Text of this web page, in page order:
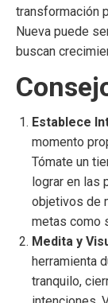
transformación
Nueva puede
buscan
Establece
momento
Tómate un
lograr en las
objetivos de
metas como
Medita y
herramienta
tranquilo,